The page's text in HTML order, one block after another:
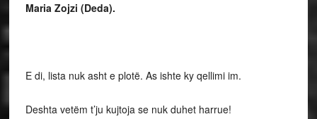
Maria Zojzi (Deda).
E di, lista nuk asht e plotë. As ishte ky qellimi im.
Deshta vetëm t’ju kujtoja se nuk duhet harrue!